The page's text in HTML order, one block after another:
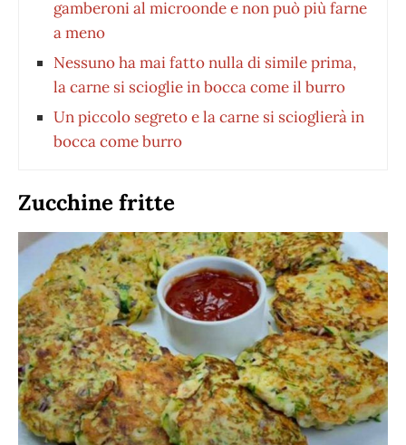
gamberoni al microonde e non può più farne
a meno
Nessuno ha mai fatto nulla di simile prima,
la carne si scioglie in bocca come il burro
Un piccolo segreto e la carne si scioglierà in
bocca come burro
Zucchine fritte